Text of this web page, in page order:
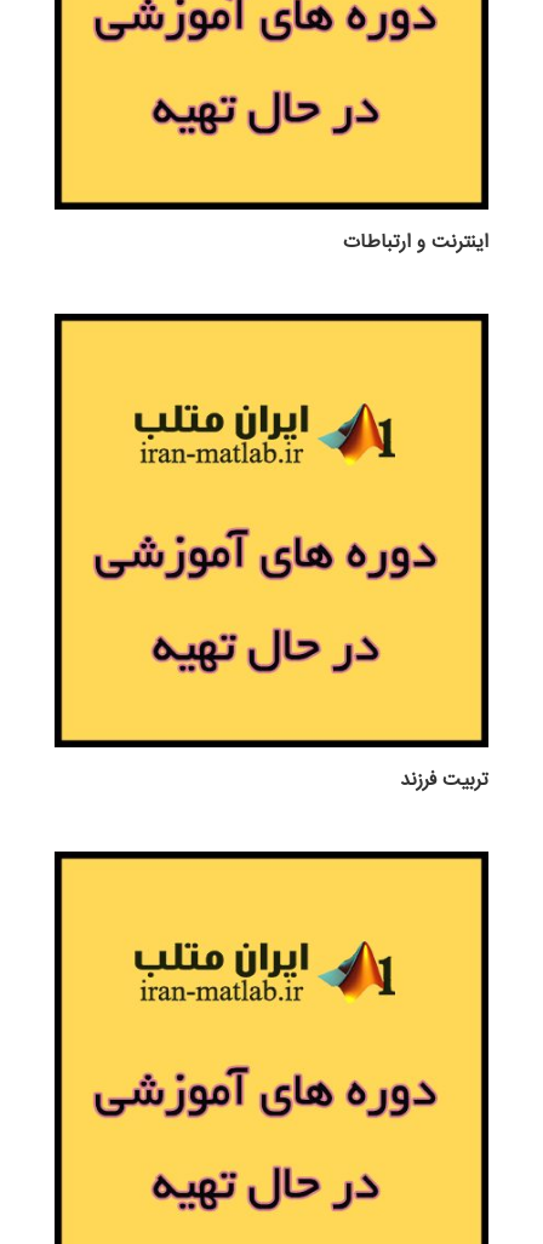
اينترنت و ارتباطات
تربيت فرزند